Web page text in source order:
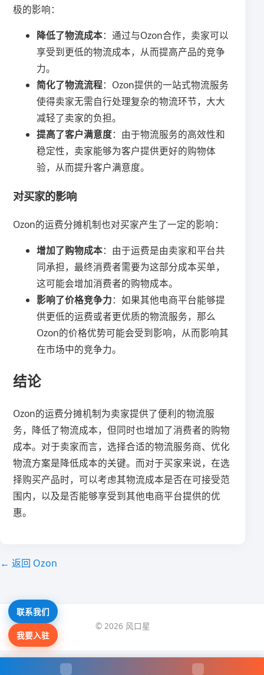
极的影响：
降低了物流成本：通过与Ozon合作，卖家可以
享受到更低的物流成本，从而提高产品的竞争
力。
简化了物流流程：Ozon提供的一站式物流服务
使得卖家无需自行处理复杂的物流环节，大大
减轻了卖家的负担。
提高了客户满意度：由于物流服务的高效性和
稳定性，卖家能够为客户提供更好的购物体
验，从而提升客户满意度。
对买家的影响
Ozon的运费分摊机制也对买家产生了一定的影响：
增加了购物成本：由于运费是由卖家和平台共
同承担，最终消费者需要为这部分成本买单，
这可能会增加消费者的购物成本。
影响了价格竞争力：如果其他电商平台能够提
供更低的运费或者更优质的物流服务，那么
Ozon的价格优势可能会受到影响，从而影响其
在市场中的竞争力。
结论
Ozon的运费分摊机制为卖家提供了便利的物流服
务，降低了物流成本，但同时也增加了消费者的购物
成本。对于卖家而言，选择合适的物流服务商、优化
物流方案是降低成本的关键。而对于买家来说，在选
择购买产品时，可以考虑其物流成本是否在可接受范
围内，以及是否能够享受到其他电商平台提供的优
惠。
← 返回 Ozon
© 2026 风口星
联系我们
我要入驻